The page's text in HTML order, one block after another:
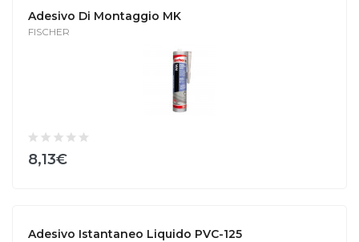
Adesivo Di Montaggio MK
FISCHER
8,13€
Adesivo Istantaneo Liquido PVC-125